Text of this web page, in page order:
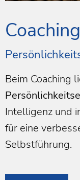
Coaching
Beim Coaching
Intelligenz und
für eine
Selbstführung.